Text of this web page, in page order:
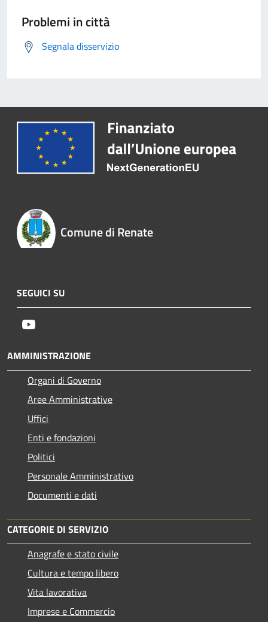
Problemi in città
Segnala disservizio
Comune di Renate
SEGUICI SU
AMMINISTRAZIONE
Organi di Governo
Aree Amministrative
Uffici
Enti e fondazioni
Politici
Personale Amministrativo
Documenti e dati
CATEGORIE DI SERVIZIO
Anagrafe e stato civile
Cultura e tempo libero
Vita lavorativa
Imprese e Commercio